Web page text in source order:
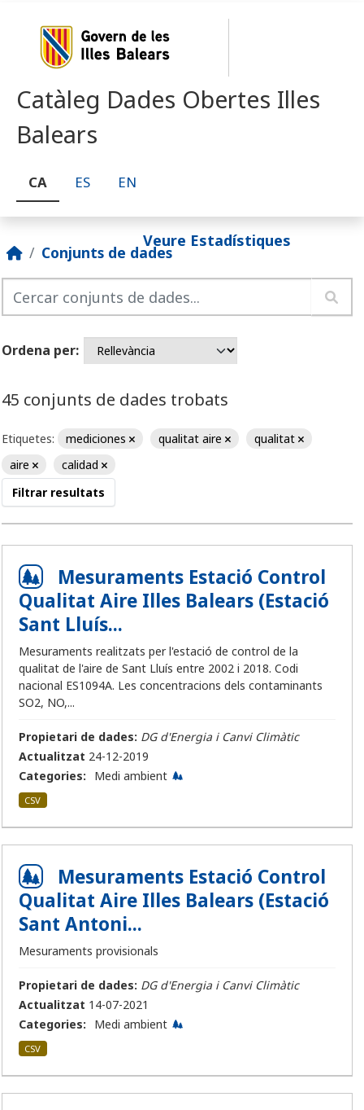
Catàleg Dades Obertes Illes
Balears
CA ES EN
Veure Estadístiques
Conjunts de dades
Ordena per
45 conjunts de dades trobats
Etiquetes: mediciones qualitat aire
qualitat
aire
calidad
Filtrar resultats
Mesuraments Estació Control
Qualitat Aire Illes Balears (Estació
Sant Lluís...
Mesuraments realitzats per l'estació de control de la
qualitat de l'aire de Sant Lluís entre 2002 i 2018. Codi
nacional ES1094A. Les concentracions dels contaminants
SO2, NO,...
Propietari de dades: DG d'Energia i Canvi Climàtic
Actualitzat 24-12-2019
Categories:
Medi ambient
CSV
Mesuraments Estació Control
Qualitat Aire Illes Balears (Estació
Sant Antoni...
Mesuraments provisionals
Propietari de dades: DG d'Energia i Canvi Climàtic
Actualitzat 14-07-2021
Categories:
Medi ambient
CSV